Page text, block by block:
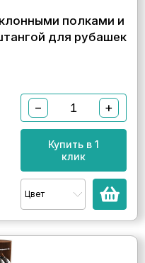
полками и
для рубашек
− +
Купить в 1
клик
Цвет